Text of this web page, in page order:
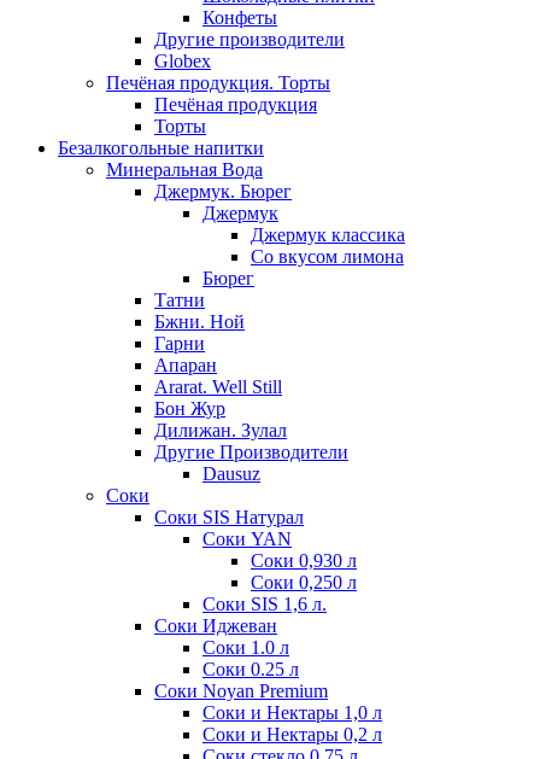
Конфеты
Другие производители
Globex
Печёная продукция. Торты
Печёная продукция
Торты
Безалкогольные напитки
Минеральная Вода
Джермук. Бюрег
Джермук
Джермук классика
Со вкусом лимона
Бюрег
Татни
Бжни. Ной
Гарни
Апаран
Ararat. Well Still
Бон Жур
Дилижан. Зулал
Другие Производители
Dausuz
Соки
Соки SIS Натурал
Соки YAN
Соки 0,930 л
Соки 0,250 л
Соки SIS 1,6 л.
Соки Иджеван
Соки 1.0 л
Соки 0.25 л
Соки Noyan Premium
Соки и Нектары 1,0 л
Соки и Нектары 0,2 л